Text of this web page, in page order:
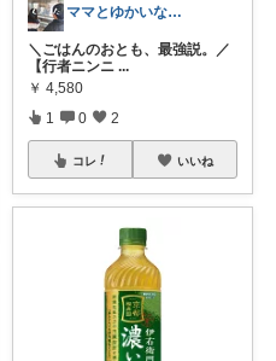
ママとゆかいな子＊【ハッピー北海道旅】
＼ごはんのおとも、最強説。／
【行者ニンニ ...
￥ 4,580
1 0 2
コレ いいね